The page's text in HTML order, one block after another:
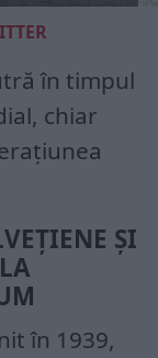
în timpul
chiar
ȘI
în 1939,